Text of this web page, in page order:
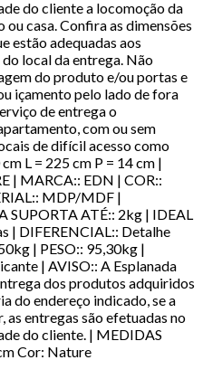
do cliente a locomoção da
casa. Confira as dimensões
estão adequadas aos
local da entrega. Não
do produto e/ou portas e
içamento pelo lado de fora
de entrega o
com ou sem
de difícil acesso como
L = 225 cm P = 14 cm |
| MARCA:: EDN | COR::
MDP/MDF |
SUPORTA ATÉ:: 2kg | IDEAL
| DIFERENCIAL:: Detalhe
| PESO:: 95,30kg |
| AVISO:: A Esplanada
dos produtos adquiridos
do endereço indicado, se a
entregas são efetuadas no
do cliente. | MEDIDAS
Cor: Nature